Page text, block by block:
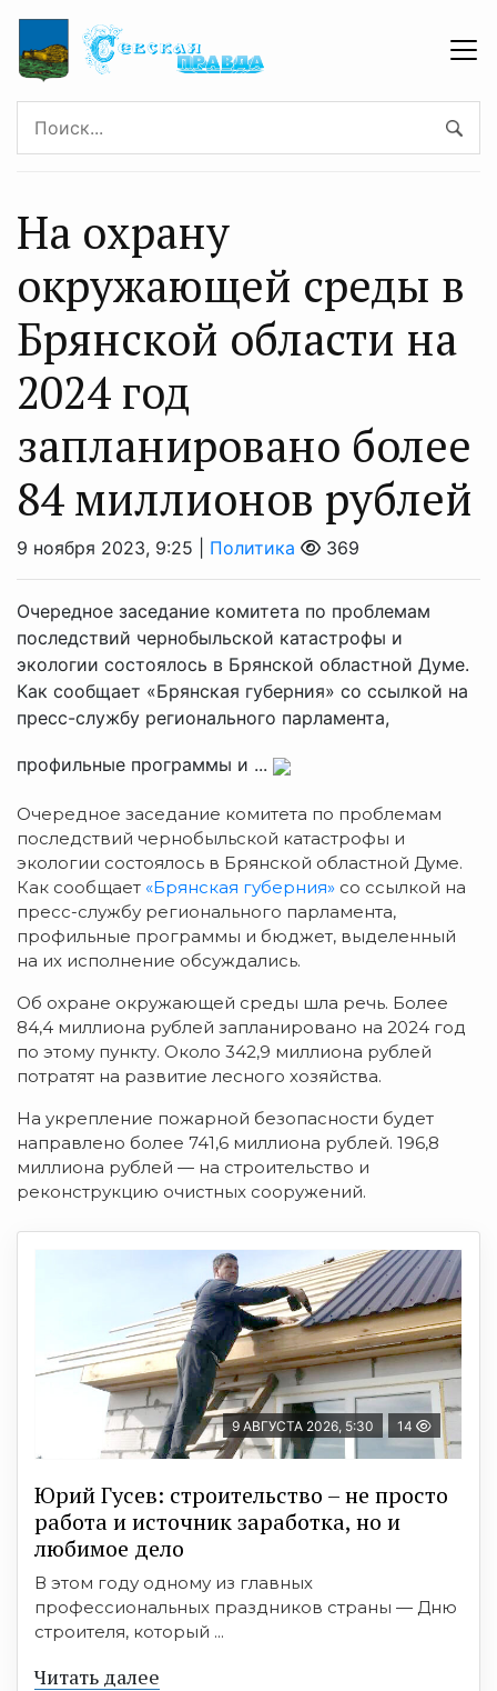
На охрану
окружающей среды в
Брянской области на
2024 год
запланировано более
84 миллионов рублей
9 ноября 2023, 9:25 | Политика 369
Очередное заседание комитета по проблемам
последствий чернобыльской катастрофы и
экологии состоялось в Брянской областной Думе.
Как сообщает «Брянская губерния» со ссылкой на
пресс-службу регионального парламента,
профильные программы и ...
Очередное заседание комитета по проблемам
последствий чернобыльской катастрофы и
экологии состоялось в Брянской областной Думе.
Как сообщает «Брянская губерния» со ссылкой на
пресс-службу регионального парламента,
профильные программы и бюджет, выделенный
на их исполнение обсуждались.
Об охране окружающей среды шла речь. Более
84,4 миллиона рублей запланировано на 2024 год
по этому пункту. Около 342,9 миллиона рублей
потратят на развитие лесного хозяйства.
На укрепление пожарной безопасности будет
направлено более 741,6 миллиона рублей. 196,8
миллиона рублей — на строительство и
реконструкцию очистных сооружений.
9 АВГУСТА 2026, 5:30 14
Юрий Гусев: строительство – не просто
работа и источник заработка, но и
любимое дело
В этом году одному из главных
профессиональных праздников страны — Дню
строителя, который ...
Читать далее